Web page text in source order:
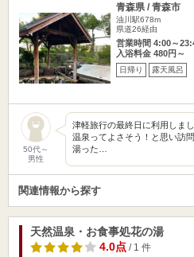
青森県 / 青森市
油川駅678m
県道26経由
営業時間 4:00～
入浴料金 480円～
日帰り 露天風呂
50代～
男性
津軽旅行の最終日に利用しま
温泉ってよさそう！と思い訪
湯った…
関連情報から探す
天然温泉・お食事処花の湯
4.0点/ 1 件